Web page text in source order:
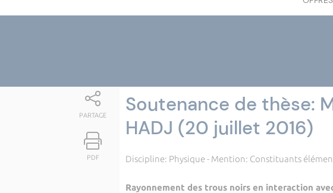
PARTAGE
PDF
Soutenance de thèse:
HADJ (20 juillet 2016)
Discipline: Physique - Mention: Constituants
Rayonnement des trous noirs en interaction